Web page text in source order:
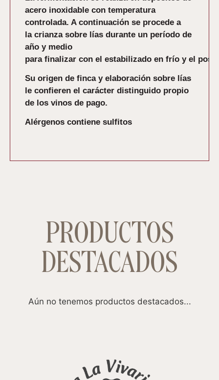
acero inoxidable con temperatura
controlada. A continuación se procede a
la crianza sobre lías durante un período de
año y medio
para finalizar con el estabilizado en frío y el
Su origen de finca y elaboración sobre lías
le confieren el carácter distinguido propio
de los vinos de pago.
Alérgenos contiene sulfitos
PRODUCTOS
DESTACADOS
Aún no tenemos productos destacados...